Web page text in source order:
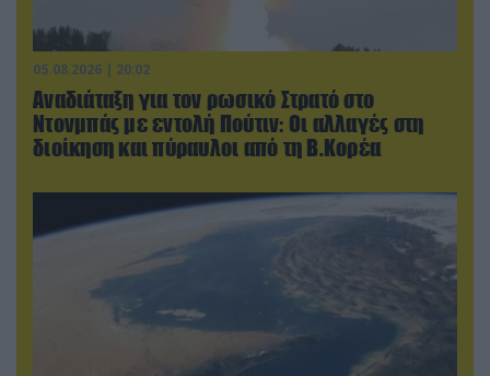
05.08.2026 | 20:02
Αναδιάταξη για τον ρωσικό Στρατό στο
Ντονμπάς με εντολή Πούτιν: Οι αλλαγές στη
διοίκηση και πύραυλοι από τη Β.Κορέα